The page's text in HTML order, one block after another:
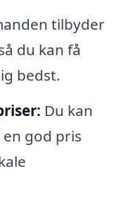
tilbyder
du kan få
bedst.
Du kan
god pris